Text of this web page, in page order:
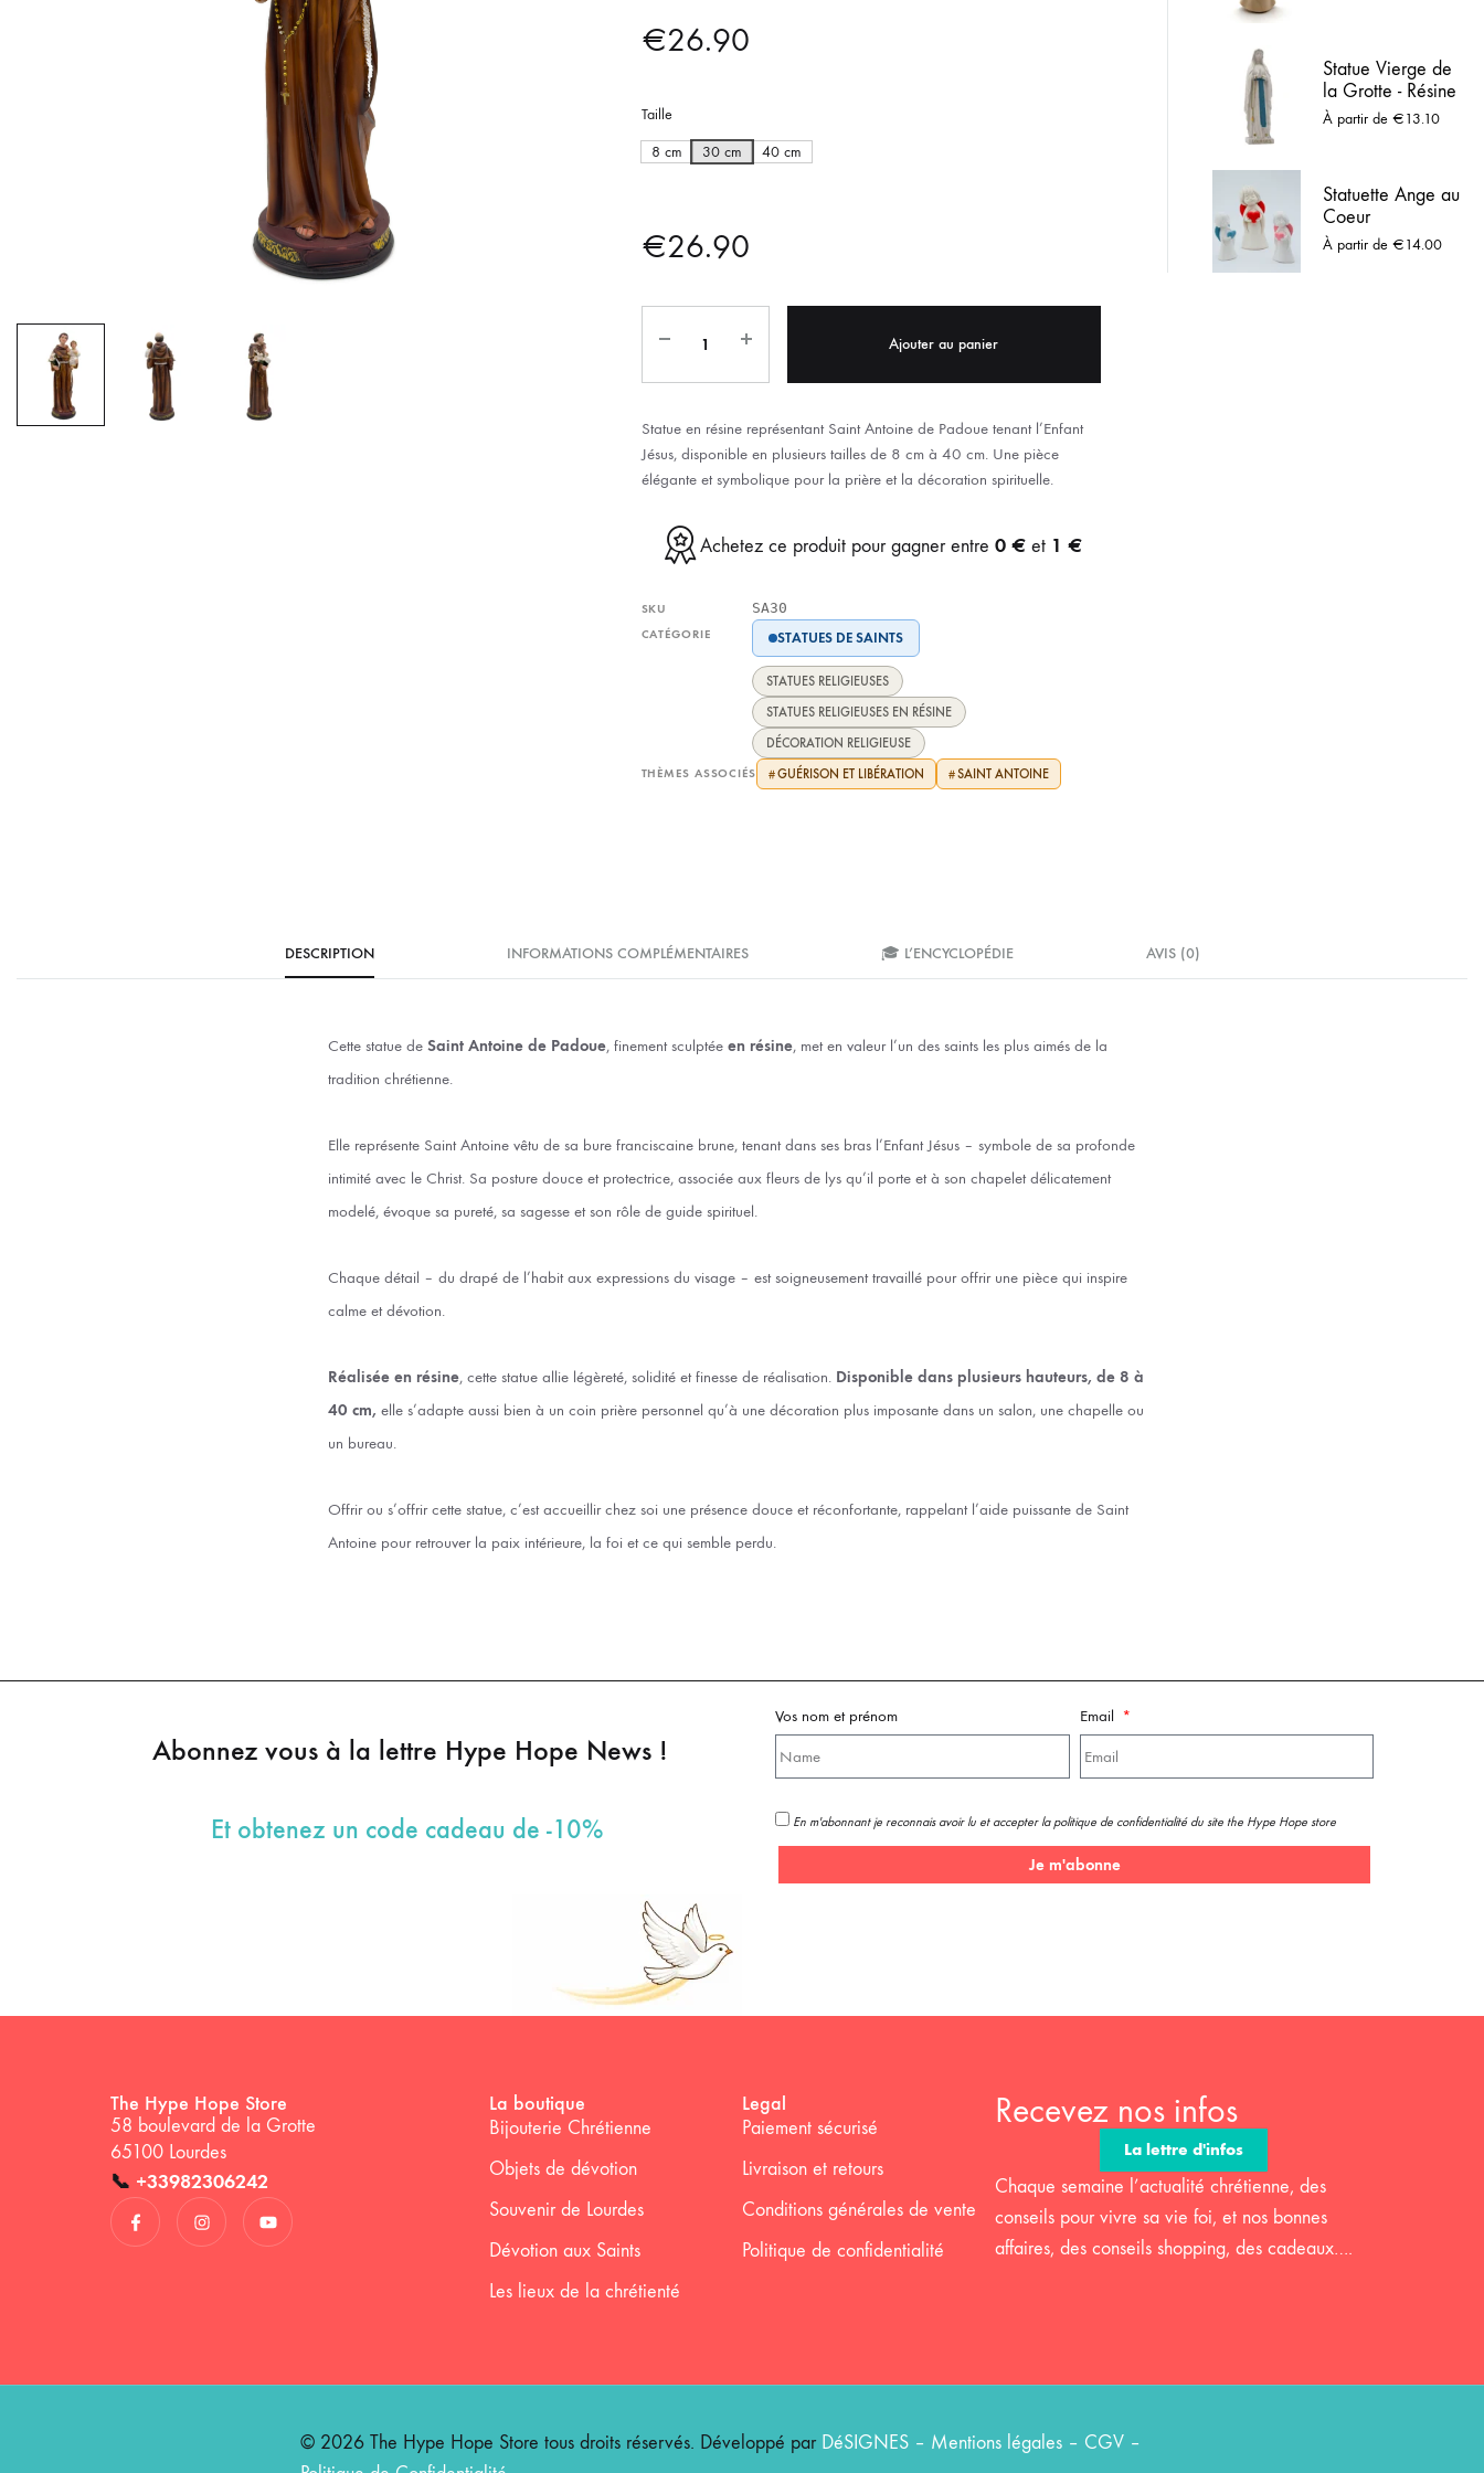
MÉDAILLES JÉSUS
MÉDAILLE SAINTS
MÉDAILLES ENFANTS
EX-VOTOS ET COEURS SACRÉS
€26.90
Taille
8 cm
30 cm 40 cm
€26.90
Ajouter au panier
Statue en résine représentant Saint Antoine de Padoue tenant l’Enfant
Jésus, disponible en plusieurs tailles de 8 cm à 40 cm. Une pièce
élégante et symbolique pour la prière et la décoration spirituelle.
Achetez ce produit pour gagner entre 0 €et 1 €
SKU SA30
CATÉGORIE STATUES DE SAINTS
STATUES RELIGIEUSES
STATUES RELIGIEUSES EN RÉSINE
DÉCORATION RELIGIEUSE
THÈMES ASSOCIÉS #GUÉRISON ET LIBÉRATION #SAINT ANTOINE
Statue Vierge de
la Grotte - Résine
Blanche
À partir de €13.10
Statuette Ange au
Coeur
À partir de €14.00
DESCRIPTION INFORMATIONS COMPLÉMENTAIRES 🎓 L’ENCYCLOPÉDIE AVIS (0)
Cette statue de Saint Antoine de Padoue, finement sculptée en résine, met en valeur l’un des saints les plus aimés de la
tradition chrétienne.
Elle représente Saint Antoine vêtu de sa bure franciscaine brune, tenant dans ses bras l’Enfant Jésus – symbole de sa profonde
intimité avec le Christ. Sa posture douce et protectrice, associée aux fleurs de lys qu’il porte et à son chapelet délicatement
modelé, évoque sa pureté, sa sagesse et son rôle de guide spirituel.
Chaque détail – du drapé de l’habit aux expressions du visage – est soigneusement travaillé pour offrir une pièce qui inspire
calme et dévotion.
Réalisée en résine, cette statue allie légèreté, solidité et finesse de réalisation. Disponible dans plusieurs hauteurs, de 8 à
40 cm, elle s’adapte aussi bien à un coin prière personnel qu’à une décoration plus imposante dans un salon, une chapelle ou
un bureau.
Offrir ou s’offrir cette statue, c’est accueillir chez soi une présence douce et réconfortante, rappelant l’aide puissante de Saint
Antoine pour retrouver la paix intérieure, la foi et ce qui semble perdu.
Abonnez vous à la lettre Hype Hope News !
Et obtenez un code cadeau de -10%
Vos nom et prénom Email
En m'abonnant je reconnais avoir lu et accepter la politique de confidentialité du site the Hype Hope store
Je m'abonne
The Hype Hope Store
58 boulevard de la Grotte
65100 Lourdes
📞 +33982306242
La boutique
Bijouterie Chrétienne
Objets de dévotion
Souvenir de Lourdes
Dévotion aux Saints
Les lieux de la chrétienté
Legal
Paiement sécurisé
Livraison et retours
Conditions générales de vente
Politique de confidentialité
Recevez nos infos
La lettre d'infos
Chaque semaine l’actualité chrétienne, des
conseils pour vivre sa vie foi, et nos bonnes
affaires, des conseils shopping, des cadeaux….
© 2026 The Hype Hope Store tous droits réservés. Développé par DéSIGNES– Mentions légales– CGV–